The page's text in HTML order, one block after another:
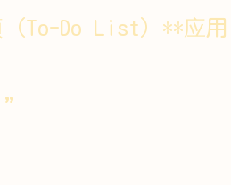
To-Do List）**应用